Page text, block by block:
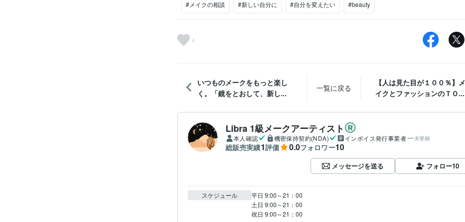
#メイクの相談 #新しい自分に #自分を変えたい #beauty
4
いつものメークをもっと楽し
く。「鏡をとおして、新し...
一覧に戻る
【人は見た目が１００％】メ
イクとファッションのＴＯ...
Libra 1級メークアーティスト
本人確認 機密保持契約(NDA) インボイス発行事業者 未登録
総販売実績1評価 0.0フォロワー10
メッセージを送る フォロー10
スケジュール
平日 9:00～21：00
土日 9:00～21：00
祝日 9:00～21：00